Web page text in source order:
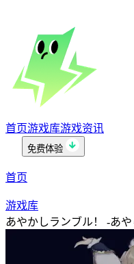
首页游戏库游戏资讯
免费体验
首页
游戏库
あやかしランブル！ -あ